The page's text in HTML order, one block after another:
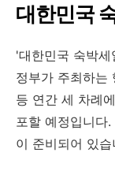
대한민국
'대한민국 숙박
정부가 주최하는
등 연간 세 차례
포할 예정입니다.
이 준비되어 있습